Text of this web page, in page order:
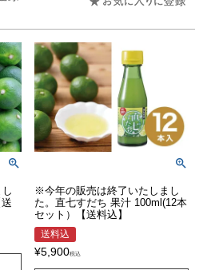
※今年の販売は終了いたしまし
た。直七すだち 果汁 100ml(12本
セット）【送料込】
送料込
¥5,900税込